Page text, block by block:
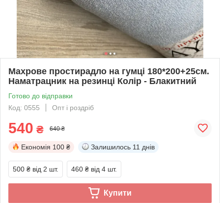
Махрове простирадло на гумці 180*200+25см.
Наматрацник на резинці Колір - Блакитний
Готово до відправки
Код: 0555
Опт і роздріб
540 ₴ 640 ₴
Економія 100 ₴ Залишилось 11 днів
500 ₴ від 2 шт. 460 ₴ від 4 шт.
Купити